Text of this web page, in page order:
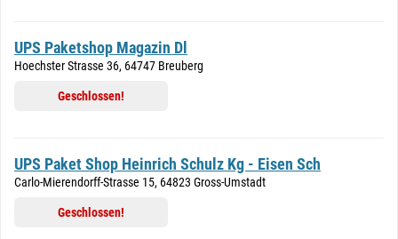
UPS Paketshop Magazin Dl
Hoechster Strasse 36, 64747 Breuberg
Geschlossen!
UPS Paket Shop Heinrich Schulz Kg - Eisen Sch
Carlo-Mierendorff-Strasse 15, 64823 Gross-Umstadt
Geschlossen!